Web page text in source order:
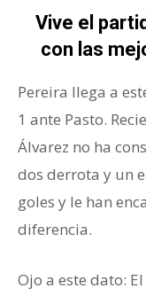
Vive el
con las
Pereira llega a
1 ante Pasto.
Álvarez no ha
dos derrota y un
goles y le han
diferencia.
Ojo a este dato: